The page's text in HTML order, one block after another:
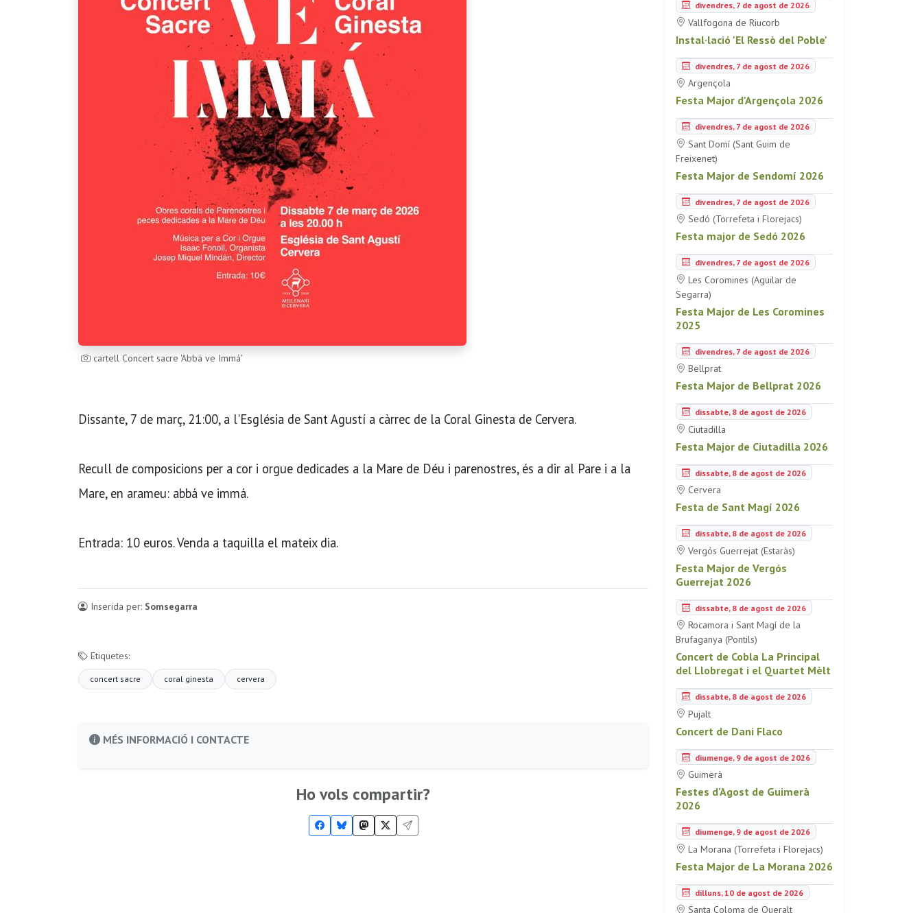
cartell Concert sacre 'Abbá ve Immá'
Dissante, 7 de març, 21:00, a l'Església de Sant Agustí a càrrec de la Coral Ginesta de Cervera.
Recull de composicions per a cor i orgue dedicades a la Mare de Déu i parenostres, és a dir al Pare i a la
Mare, en arameu: abbá ve immá.
Entrada: 10 euros. Venda a taquilla el mateix dia.
Inserida per: Somsegarra
Etiquetes:
concert sacre coral ginesta cervera
MÉS INFORMACIÓ I CONTACTE
Ho vols compartir?
divendres, 7 de agost de 2026
Vallfogona de Riucorb
Instal·lació 'El Ressò del Poble'
divendres, 7 de agost de 2026
Argençola
Festa Major d'Argençola 2026
divendres, 7 de agost de 2026
Sant Domí (Sant Guim de
Freixenet)
Festa Major de Sendomí 2026
divendres, 7 de agost de 2026
Sedó (Torrefeta i Florejacs)
Festa major de Sedó 2026
divendres, 7 de agost de 2026
Les Coromines (Aguilar de
Segarra)
Festa Major de Les Coromines
2025
divendres, 7 de agost de 2026
Bellprat
Festa Major de Bellprat 2026
dissabte, 8 de agost de 2026
Ciutadilla
Festa Major de Ciutadilla 2026
dissabte, 8 de agost de 2026
Cervera
Festa de Sant Magí 2026
dissabte, 8 de agost de 2026
Vergós Guerrejat (Estaràs)
Festa Major de Vergós
Guerrejat 2026
dissabte, 8 de agost de 2026
Rocamora i Sant Magí de la
Brufaganya (Pontils)
Concert de Cobla La Principal
del Llobregat i el Quartet Mèlt
dissabte, 8 de agost de 2026
Pujalt
Concert de Dani Flaco
diumenge, 9 de agost de 2026
Guimerà
Festes d'Agost de Guimerà
2026
diumenge, 9 de agost de 2026
La Morana (Torrefeta i Florejacs)
Festa Major de La Morana 2026
dilluns, 10 de agost de 2026
Santa Coloma de Queralt